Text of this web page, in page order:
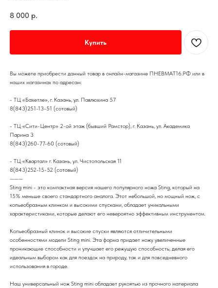
8 000 р.
Купить
Вы можете приобрести данный товар в онлайн-магазине ПНЕВМАТ16.РФ или в
наших магазинах по адресам:
- ТЦ «Бахетле», г. Казань, ул. Павлюхина 57
8(843)251-13-51 (сотовый)
- ТЦ «Сити-Центр» 2-ой этаж (бывший Рамстор), г. Казань, ул. Академика
Парина 3
8(843)260-77-60 (сотовый)
- ТЦ «Квартал» г. Казань, ул. Чистопольская 11
8(843)252-15-52 (сотовый)
———
Sting mini - это компактная версия нашего популярного ножа Sting, который на
15% меньше своего стандартного аналога. Этот небольшой, но мощный нож, с
копьеобразным клинком и высокими спусками, обладает уникальными
характеристиками, которые делают его невероятно эффективным инструментом.
Копьеобразный клинок и высокие спуски являются отличительными
особенностями модели Sting mini. Эта форма придает ножу увеличенные
проникающие способности и улучшает его режущую способность, делая его
идеальным выбором как для поездок на природу, так и для повседневного
использования в городе.
Наш универсальный нож Sting mini обладает рукоятью из прочного материала